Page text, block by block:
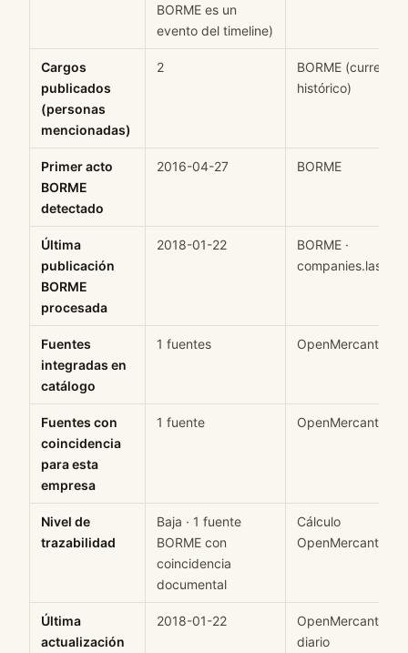
BORME es un
evento del timeline)
Cargos
publicados
(personas
mencionadas)
2
BORME (current +
histórico)
Primer acto
BORME
detectado
2016-04-27 BORME
Última
publicación
BORME
procesada
2018-01-22
BORME ·
Fuentes
integradas en
catálogo
1 fuentes OpenMercantil
Fuentes con
coincidencia
para esta
empresa
1 fuente OpenMercantil
Nivel de
trazabilidad
Baja · 1 fuente
BORME con
coincidencia
documental
Cálculo
OpenMercantil
Última
actualización
2018-01-22
OpenMercantil
diario